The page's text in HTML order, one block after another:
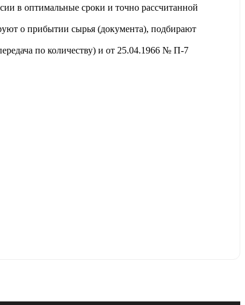
в оптимальные сроки и точно рассчитанной
о прибытии сырья (документа), подбирают
по количеству) и от 25.04.1966 № П-7